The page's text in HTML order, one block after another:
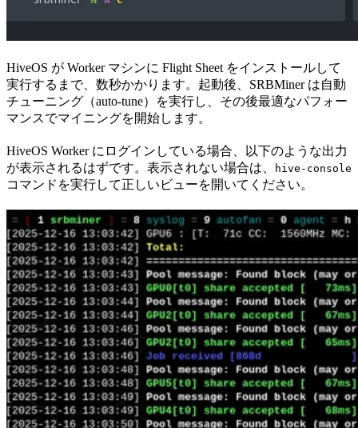
HiveOS が Worker マシンに Flight Sheet をインストールして
実行するまで、数秒かかります。起動後、SRBMiner は自動
チューニング（auto-tune）を実行し、その後最適なパフォー
マンスでマイニングを開始します。
HiveOS Worker にログインしている場合、以下のような出力
が表示されるはずです。表示されない場合は、
hive-console
コマンドを実行して正しいビューを開いてください。